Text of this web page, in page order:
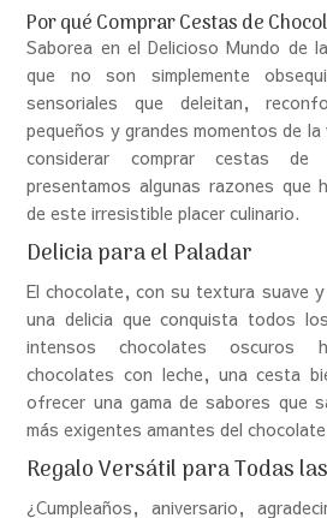
Por qué Comprar Cestas de
Saborea en el Delicioso Mundo de
que no son simplemente
sensoriales que deleitan,
pequeños y grandes momentos de
considerar comprar cestas
presentamos algunas razones que
de este irresistible placer culinario.
Delicia para el Paladar
El chocolate, con su textura suave
una delicia que conquista todos
intensos chocolates oscuros
chocolates con leche, una cesta
ofrecer una gama de sabores que
más exigentes amantes del
Regalo Versátil para Todas
¿Cumpleaños, aniversario,